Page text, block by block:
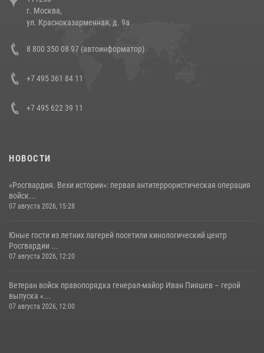
14 июля 2026, 12:20
В Росгвардии прошла военно-научная конференция по обобщению
боевого опыта
г. Москва,
ул. Красноказарменная, д. 9а
8 800 350 08 97 (автоинформатор)
+7 495 361 84 11
+7 495 622 39 11
НОВОСТИ
«Росгвардия. Вехи истории»: первая антитеррористическая операция
войск...
07 августа 2026, 15:28
Юные гости из летних лагерей посетили кинологический центр
Росгвардии ...
07 августа 2026, 12:20
Ветеран войск правопорядка генерал-майор Иван Пияшев – герой
выпуска «...
07 августа 2026, 12:00